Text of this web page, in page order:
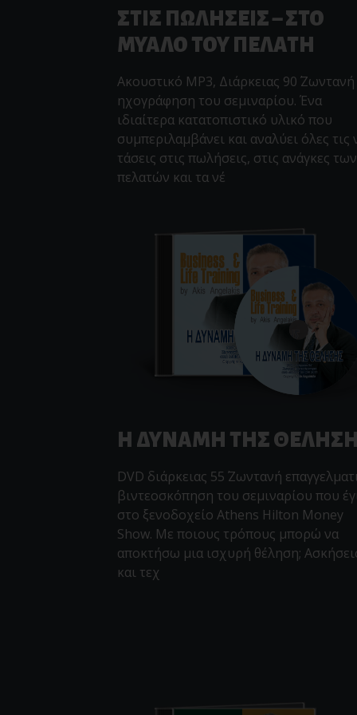
ΣΤΙΣ ΠΩΛΗΣΕΙΣ – ΣΤΟ
ΜΥΑΛΟ ΤΟΥ ΠΕΛΑΤΗ
Ακουστικό MP3, Διάρκειας 90΄ Ζωντανή
ηχογράφηση του σεμιναρίου. Ένα
ιδιαίτερα κατατοπιστικό υλικό που
συμπεριλαμβάνει και αναλύει όλες τις
τάσεις στις πωλήσεις, στις ανάγκες των
πελατών και τα νέ
Η ΔΥΝΑΜΗ ΤΗΣ
DVD διάρκειας 55΄ Ζωντανή
βιντεοσκόπηση του σεμιναρίου που
στο ξενοδοχείο Athens Hilton Money
Show. Με ποιους τρόπους μπορώ να
αποκτήσω μια ισχυρή θέληση;
και τεχ